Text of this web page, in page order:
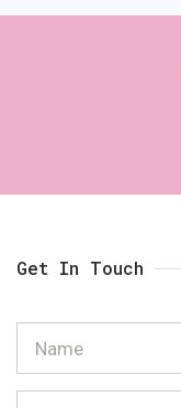
Get In Touch